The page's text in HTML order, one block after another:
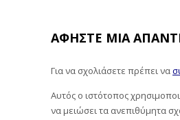
ΑΦΉΣΤΕ ΜΙΑ
Για να σχολιάσετε πρέπει να
Αυτός ο ιστότοπος
να μειώσει τα ανεπιθύμητα